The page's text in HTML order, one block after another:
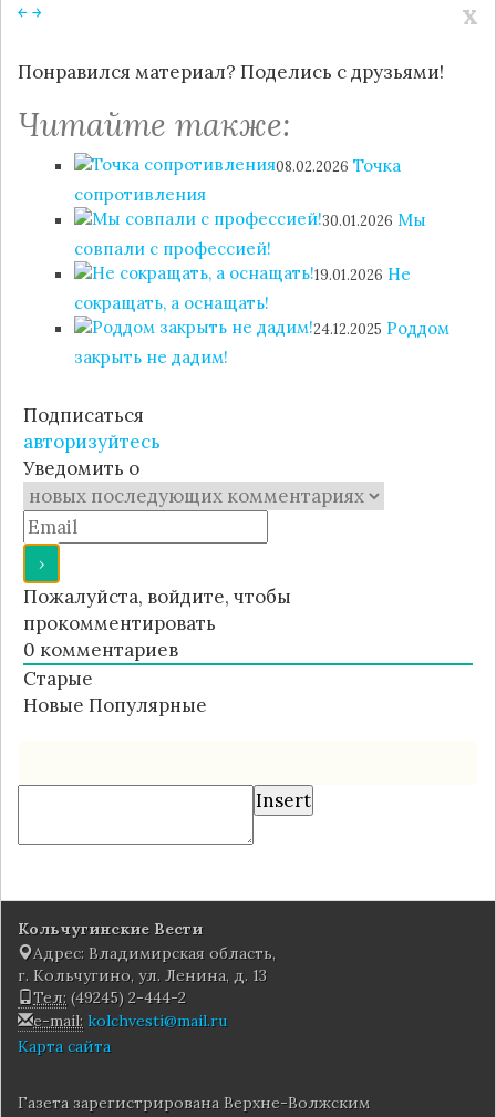
￩￫ x
Понравился материал? Поделись с друзьями!
Читайте также:
08.02.2026 Точка
сопротивления
30.01.2026 Мы
совпали с профессией!
19.01.2026 Не
сокращать, а оснащать!
24.12.2025 Роддом
закрыть не дадим!
Подписаться
авторизуйтесь
Уведомить о
Пожалуйста, войдите, чтобы
прокомментировать
0 комментариев
Старые
Новые Популярные
Insert
Кольчугинские Вести
Адрес: Владимирская область,
г. Кольчугино, ул. Ленина, д. 13
Тел: (49245) 2-444-2
e-mail: kolchvesti@mail.ru
Карта сайта
Газета зарегистрирована Верхне-Волжским